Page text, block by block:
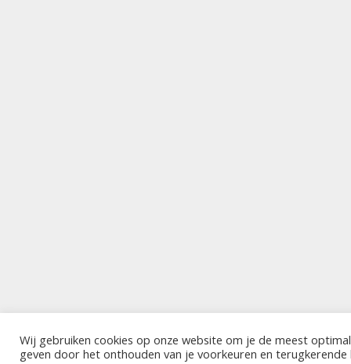
Wij gebruiken cookies op onze website om je de meest
geven door het onthouden van je voorkeuren en terugkerende